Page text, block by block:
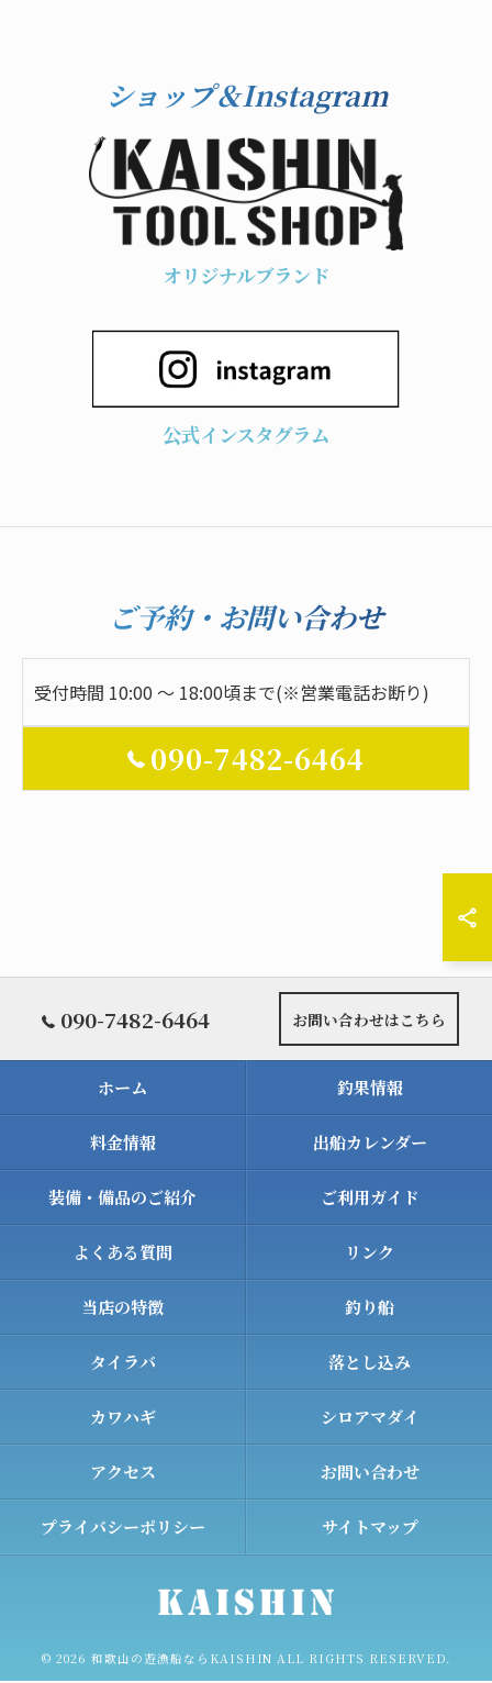
ショップ＆Instagram
オリジナルブランド
公式インスタグラム
ご予約・お問い合わせ
受付時間 10:00 ～ 18:00頃まで(※営業電話お断り)
090-7482-6464
090-7482-6464 お問い合わせはこちら
ホーム 釣果情報
料金情報 出船カレンダー
装備・備品のご紹介 ご利用ガイド
よくある質問 リンク
当店の特徴 釣り船
タイラバ 落とし込み
カワハギ シロアマダイ
アクセス お問い合わせ
プライバシーポリシー サイトマップ
© 2026 和歌山の遊漁船ならKAISHIN ALL RIGHTS RESERVED.